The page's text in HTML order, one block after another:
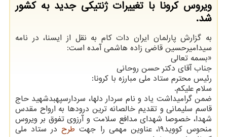
ویروس کرونا با تغییرات ژنتیکی جدید به کشور
شد.
به گزارش پارلمان ایران دات کام به نقل از ایسنا، در نامه
سیدامیرحسین قاضی زاده هاشمی آمده است:
«بسمه تعالی
جناب آقای دکتر حسن روحانی
رئیس محترم ستاد ملی مبارزه با کرونا:
سلام علیکم.
ضمن گرامیداشت یاد و نام سردار دلها، سردارسپهبدشهید حاج
قاسم سلیمانی و تقدیم خالصانه ترین درودها به ارواح مقدس
شهدا، خصوصا شهدای مدافع سلامت و آرزوی تفوق بر ویروس
منحوس کووید۱۹، عناوین مهمی را جهت
طرحدر ستاد ملی